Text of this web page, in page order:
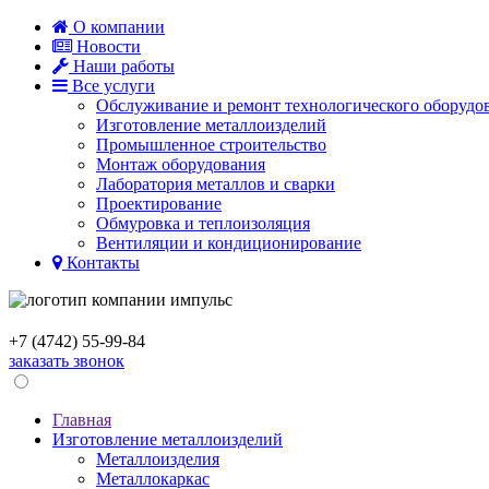
О компании
Новости
Наши работы
Все услуги
Обслуживание и ремонт технологического
Изготовление металлоизделий
Промышленное строительство
Монтаж оборудования
Лаборатория металлов и сварки
Проектирование
Обмуровка и теплоизоляция
Вентиляции и кондиционированиe
Контакты
+7 (4742) 55-99-84
заказать звонок
Главная
Изготовление металлоизделий
Металлоизделия
Металлокаркас